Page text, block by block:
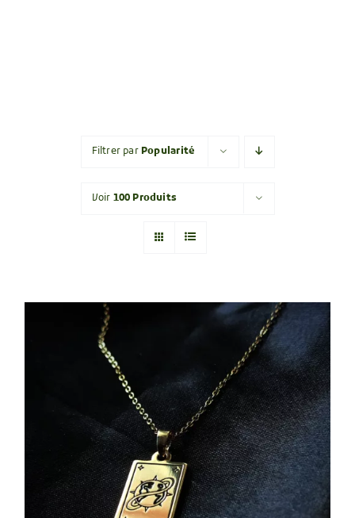
Filtrer par Popularité
Voir 100 Produits